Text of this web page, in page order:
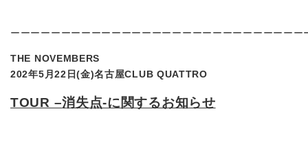
ーーーーーーーーーーーーーーーーーーーーーーーーーーーーー
THE NOVEMBERS
202年5月22日(金)名古屋CLUB QUATTRO
TOUR –消失点-に関するお知らせ